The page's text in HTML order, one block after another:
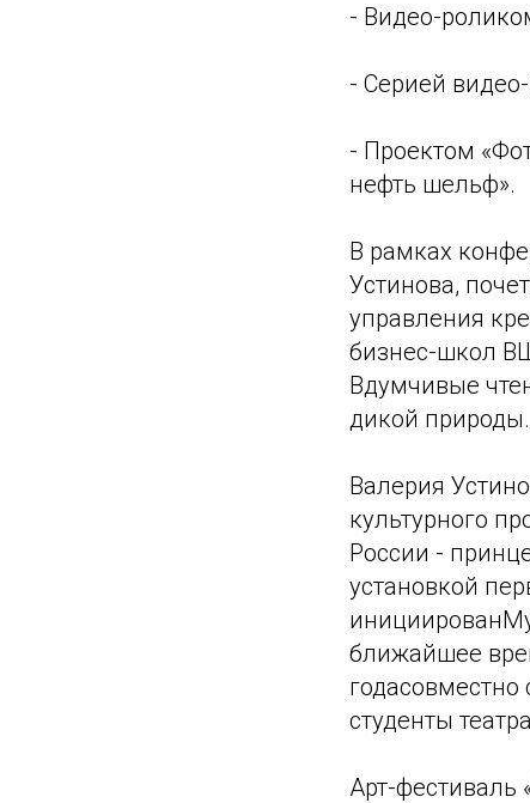
- Видео-
- Серией
- Проектом
нефть шельф».
В рамках
Устинова,
управления
бизнес-школ
Вдумчивые
дикой природы.
Валерия
культурного
России -
установкой
ближайшее
годасовместно
студенты
​Арт-фестиваль